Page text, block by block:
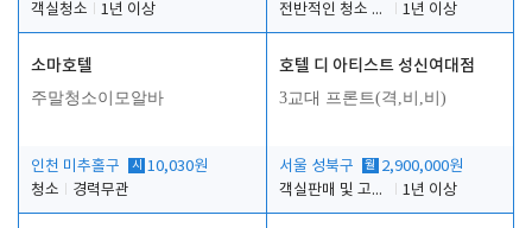
객실청소
1년 이상
전반적인 청소 업무(객실청소.객실정리)
1년 이상
소마호텔
주말청소이모알바
인천 미추홀구 시 10,030원
청소
경력무관
호텔 디 아티스트 성신여대점
3교대 프론트(격,비,비)
서울 성북구 월 2,900,000원
객실판매 및 고객응대
1년 이상